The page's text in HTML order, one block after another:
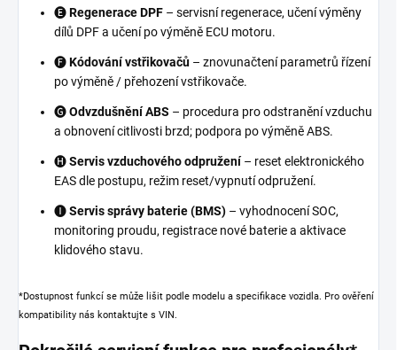
🅔Regenerace DPF – servisní regenerace, učení výměny
dílů DPF a učení po výměně ECU motoru.
🅕Kódování vstřikovačů – znovunačtení parametrů řízení
po výměně / přehození vstřikovače.
🅖Odvzdušnění ABS – procedura pro odstranění vzduchu
a obnovení citlivosti brzd; podpora po výměně ABS.
🅗Servis vzduchového odpružení– reset elektronického
EAS dle postupu, režim reset/vypnutí odpružení.
🅘Servis správy baterie (BMS) – vyhodnocení SOC,
monitoring proudu, registrace nové baterie a aktivace
klidového stavu.
*Dostupnost funkcí se může lišit podle modelu a specifikace vozidla. Pro ověření
kompatibility nás kontaktujte s VIN.